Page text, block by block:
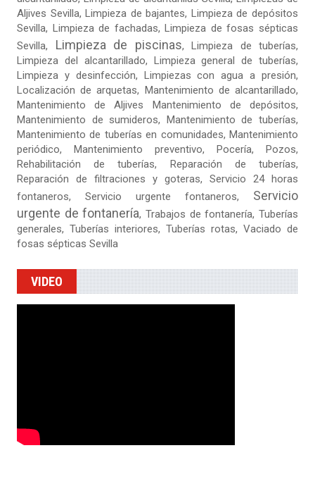
Aljives Sevilla, Limpieza de bajantes, Limpieza de depósitos
Sevilla, Limpieza de fachadas,Limpieza de fosas sépticas
Sevilla, Limpieza de piscinas, Limpieza de tuberías,
Limpieza del alcantarillado, Limpieza general de tuberías,
Limpieza y desinfección, Limpiezas con agua a presión,
Localización de arquetas, Mantenimiento de alcantarillado,
Mantenimiento de Aljives Mantenimiento de depósitos,
Mantenimiento de sumideros, Mantenimiento de tuberías,
Mantenimiento de tuberías en comunidades, Mantenimiento
periódico, Mantenimiento preventivo, Pocería, Pozos,
Rehabilitación de tuberías, Reparación de tuberías,
Reparación de filtraciones y goteras, Servicio 24 horas
fontaneros, Servicio urgente fontaneros, Servicio
urgente de fontanería, Trabajos de fontanería, Tuberías
generales, Tuberías interiores, Tuberías rotas, Vaciado de
fosas sépticas Sevilla
VIDEO